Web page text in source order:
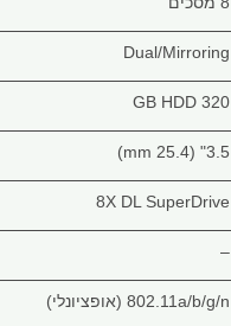
Dual/Mirroring
320 GB HDD
3.5" (25.4 mm)
8X DL SuperDrive
–
802.11a/b/g/n (אופציונלי)